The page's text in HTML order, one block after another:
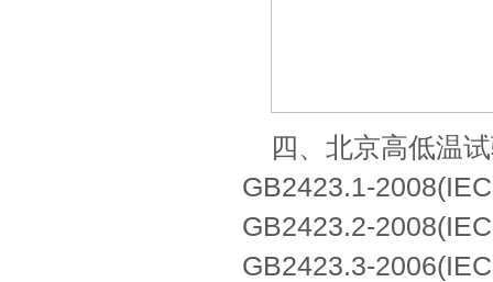
四、北京高低温
GB2423.1-
GB2423.2-
GB2423.3-